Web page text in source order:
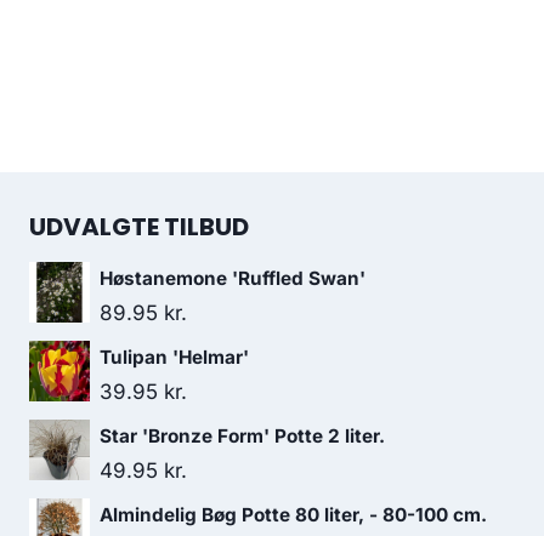
UDVALGTE TILBUD
Høstanemone 'Ruffled Swan'
89.95 kr.
Tulipan 'Helmar'
39.95 kr.
Star 'Bronze Form' Potte 2 liter.
49.95 kr.
Almindelig Bøg Potte 80 liter, - 80-100 cm.